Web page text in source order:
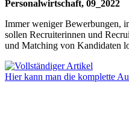
Personalwirtschaft, 09_2022
Immer weniger Bewerbungen,
sollen Recruiterinnen und
und Matching von Kandidaten
Hier kann man die komplette